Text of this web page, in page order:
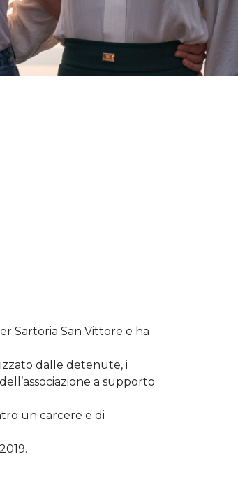
Sartoria San Vittore e ha
dalle detenute, i
a supporto
un carcere e di